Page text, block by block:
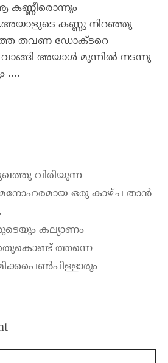
കണ്ണീരൊന്നും
കണ്ണു നിറഞ്ഞു
തവണ ഡോക്ടറെ
വാങ്ങി അയാൾ മുന്നിൽ നടന്നു
….
വിരിയുന്ന
ഒരു കാഴ്ച താന്‍
കല്യാണം
ത്തന്നെ